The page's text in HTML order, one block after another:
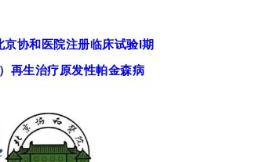
京协和医院注册临床试验I期
再生治疗原发性帕金森病